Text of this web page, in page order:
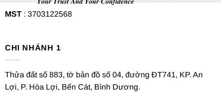
MST: 3703122568
CHI NHÁNH 1
Thửa đất số 883, tờ bản đồ số 04, đường ĐT741, KP. An
Lợi, P. Hòa Lợi, Bến Cát, Bình Dương.